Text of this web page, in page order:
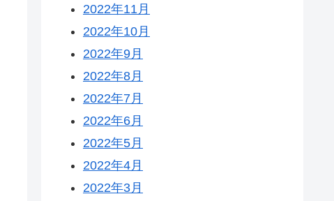
2022年11月
2022年10月
2022年9月
2022年8月
2022年7月
2022年6月
2022年5月
2022年4月
2022年3月